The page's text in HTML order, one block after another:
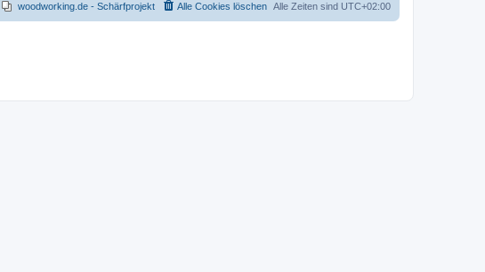
Alle Zeiten sind UTC+02:00
Alle Cookies löschen
woodworking.de - Schärfprojekt